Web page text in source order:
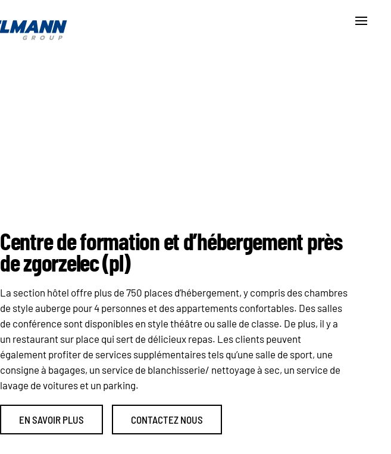
Centre de formation et d’hébergement près
de zgorzelec (pl)
La section hôtel offre plus de 750 places d’hébergement, y compris des chambres
de style auberge pour 4 personnes et des appartements confortables. Des salles
de conférence sont disponibles en style théâtre ou salle de classe. De plus, il y a
un restaurant sur place qui sert de délicieux repas. Les clients peuvent
également profiter de services supplémentaires tels qu’une salle de sport, une
consigne à bagages, un service de blanchisserie/ nettoyage à sec, un service de
lavage de voitures et un parking.
EN SAVOIR PLUS CONTACTEZ NOUS